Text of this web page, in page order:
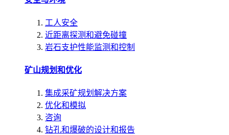
工人安全
近距离探测和避免碰撞
岩石支护性能监测和控制
矿山规划和优化
集成采矿规划解决方案
优化和模拟
咨询
钻孔和爆破的设计和报告